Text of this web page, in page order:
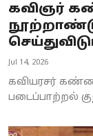
கவிஞர்
Jul 14, 2026
கவியரசர்
படைப்பாற்றல்